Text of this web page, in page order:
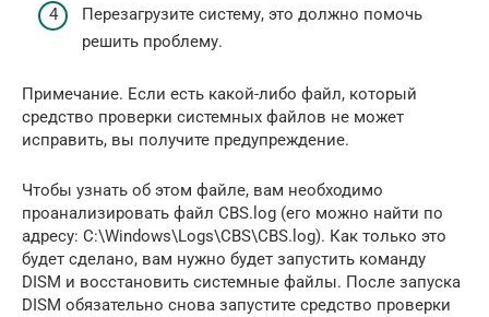
Перезагрузите систему, это должно помочь
решить проблему.
Примечание. Если есть какой-либо файл, который
средство проверки системных файлов не может
исправить, вы получите предупреждение.
Чтобы узнать об этом файле, вам необходимо
проанализировать файл CBS.log (его можно найти по
адресу: C:\Windows\Logs\CBS\CBS.log). Как только это
будет сделано, вам нужно будет запустить команду
DISM и восстановить системные файлы. После запуска
DISM обязательно снова запустите средство проверки